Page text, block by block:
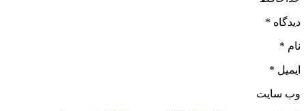
دیدگاه *
نام *
ایمیل *
وب‌ سایت